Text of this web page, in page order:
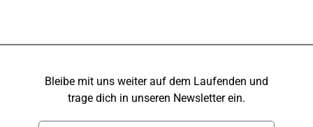
Bleibe mit uns weiter auf dem Laufenden und
trage dich in unseren Newsletter ein.